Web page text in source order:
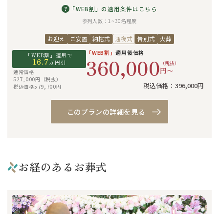
? 「WEB割」の適用条件はこちら
参列人数：1~30名程度
お迎え ご安置 納棺式 通夜式 告別式 火葬
「WEB割」適用で
16.7万円引
通常価格
527,000円（税抜）
税込価格579,700円
「WEB割」適用後価格
360,000 （税抜）
円〜
税込価格：396,000円
このプランの詳細を見る
お経のあるお葬式